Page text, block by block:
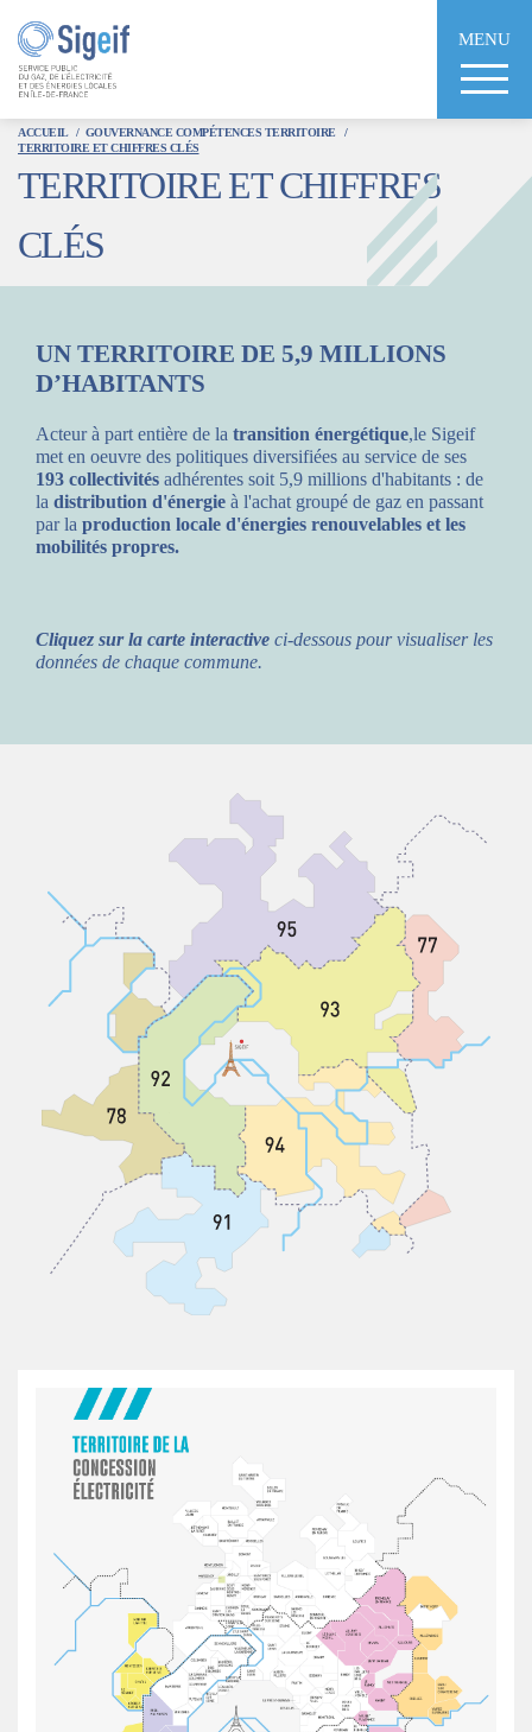
contenu
principal
MENU
ACCUEIL
GOUVERNANCE COMPÉTENCES TERRITOIRE
TERRITOIRE ET CHIFFRES CLÉS
TERRITOIRE ET CHIFFRES
CLÉS
UN TERRITOIRE DE 5,9 MILLIONS
D’HABITANTS
Acteur à part entière de la transition énergétique,le Sigeif
met en oeuvre des politiques diversifiées au service de ses
193 collectivités adhérentes soit 5,9 millions d'habitants : de
la distribution d'énergie à l'achat groupé de gaz en passant
par la production locale d'énergies renouvelables et les
mobilités propres.
Cliquez sur la carte interactive ci-dessous pour visualiser les
données de chaque commune.